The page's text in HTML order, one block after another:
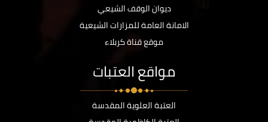
ديوان الوقف الشيعي
الامانة العامة للمزارات الشيعية
موقع قناة كربلاء
مواقع العتبات
العتبة العلوية المقدسة